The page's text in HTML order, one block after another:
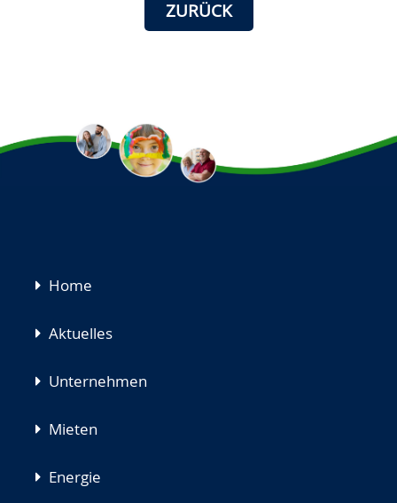
ZURÜCK
Navigation
Home
Aktuelles
Unternehmen
Mieten
Energie